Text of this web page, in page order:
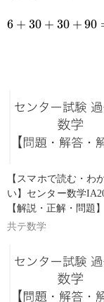
6 + 30 + 30 + 90
【スマホで読む・わ
い】センター数学
【解説・正解・問題】
共テ数学